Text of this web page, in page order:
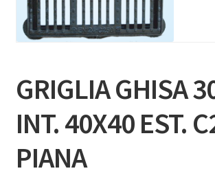
GRIGLIA GHISA
INT. 40X40 EST.
PIANA